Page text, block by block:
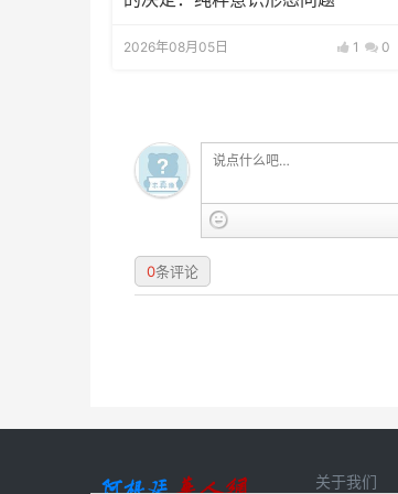
2026年08月05日 1 0
0条评论
关于我们